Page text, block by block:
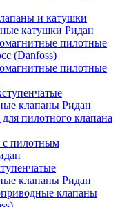
и катушки
катушки Ридан
пилотные
(Danfoss)
пилотные
клапаны Ридан
пилотного клапана
пилотным
клапаны Ридан
клапаны